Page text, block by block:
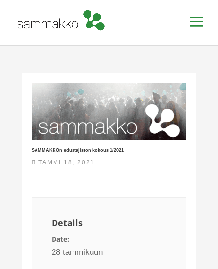
SAMMAKKOn edustajiston kokous 1/2021
TAMMI 18, 2021
Details
Date:
28 tammikuun